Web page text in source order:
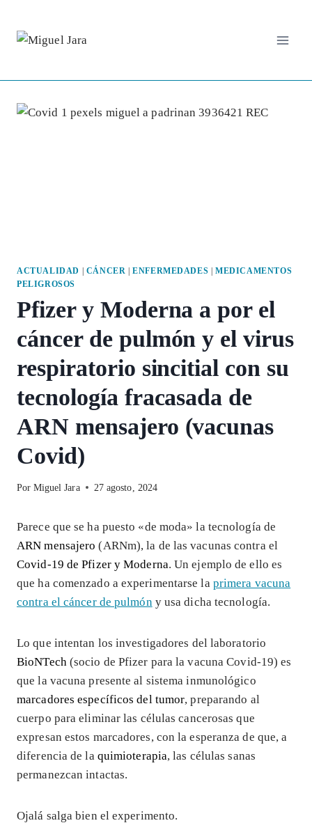
contenido
ACTUALIDAD CÁNCER |ENFERMEDADES |MEDICAMENTOS
PELIGROSOS
Pfizer y Moderna a por el
cáncer de pulmón y el virus
respiratorio sincitial con su
tecnología fracasada de
ARN mensajero (vacunas
Covid)
Por Miguel Jara 27 agosto, 2024
Parece que se ha puesto «de moda» la tecnología de
ARN mensajero (ARNm), la de las vacunas contra el
Covid-19 de Pfizer y Moderna. Un ejemplo de ello es
que ha comenzado a experimentarse la primera vacuna
contra el cáncer de pulmón y usa dicha tecnología.
Lo que intentan los investigadores del laboratorio
BioNTech (socio de Pfizer para la vacuna Covid-19) es
que la vacuna presente al sistema inmunológico
marcadores específicos del tumor, preparando al
cuerpo para eliminar las células cancerosas que
expresan estos marcadores, con la esperanza de que, a
diferencia de la quimioterapia, las células sanas
permanezcan intactas.
Ojalá salga bien el experimento.